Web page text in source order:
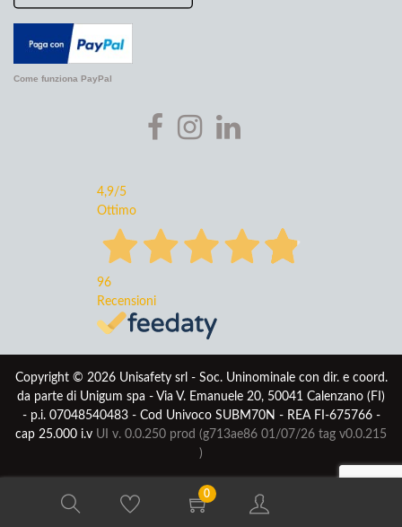
0
Come funziona PayPal
4,9/5
Ottimo
96
Recensioni
Copyright © 2026 Unisafety srl - Soc. Uninominale con dir. e coord.
da parte di Unigum spa - Via V. Emanuele 20, 50041 Calenzano (FI)
- p.i. 07048540483 - Cod Univoco SUBM70N - REA FI-675766 -
cap 25.000 i.v UI v. 0.0.250 prod (g713ae86 01/07/26 tag v0.0.215
)